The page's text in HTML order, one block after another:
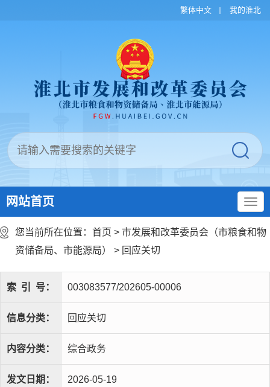
繁体中文 我的淮北
网站首页
您当前所在位置： 首页 > 市发展和改革委员会（市粮食和物
资储备局、市能源局）
> 回应关切
索 引 号： 003083577/202605-00006
信息分类： 回应关切
内容分类： 综合政务
发文日期： 2026-05-19